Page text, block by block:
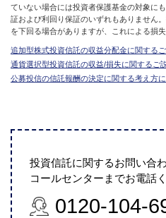
ていない場合には投資者保護基金の対象に
証および利回り保証のいずれもありません
を下回る場合がありますが、これによる損
追加型株式投資信託の収益分配金に関する
通貨選択型投資信託の収益/損失に関するご
公募投信の信託報酬の決定に関する考え方
投資信託に関するお問い合
コールセンターまでお電話
0120-104-